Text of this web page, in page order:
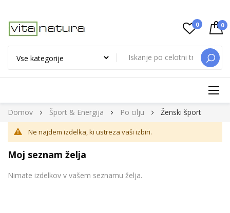
0 0
Preskoči
na
vsebino
Domov Šport & Energija Po cilju Ženski šport
Ne najdem izdelka, ki ustreza vaši izbiri.
Moj seznam želja
Nimate izdelkov v vašem seznamu želja.